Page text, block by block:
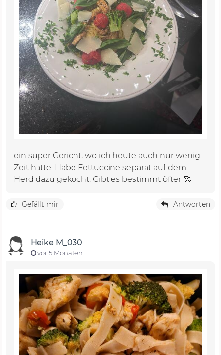
ein super Gericht, wo ich heute auch nur wenig
Zeit hatte. Habe Fettuccine separat auf dem
Herd dazu gekocht. Gibt es bestimmt öfter 🥰
Gefällt mir Antworten
Heike M_030
vor 5 Monaten